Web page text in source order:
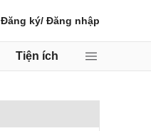
Đăng ký/ Đăng nhập
Tiện ích